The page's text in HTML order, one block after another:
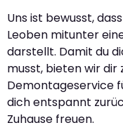
Uns ist bewusst,
Leoben mitunter
darstellt. Damit du
musst, bieten wir
Demontageservice
dich entspannt
Zuhause freuen.